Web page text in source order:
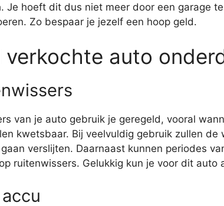
Je hoeft dit dus niet meer door een garage
Zo bespaar je jezelf een hoop geld.
verkochte auto
van je auto gebruik je geregeld, vooral
kwetsbaar. Bij veelvuldig gebruik zullen de
verslijten. Daarnaast kunnen periodes
ruitenwissers. Gelukkig kun je voor dit auto